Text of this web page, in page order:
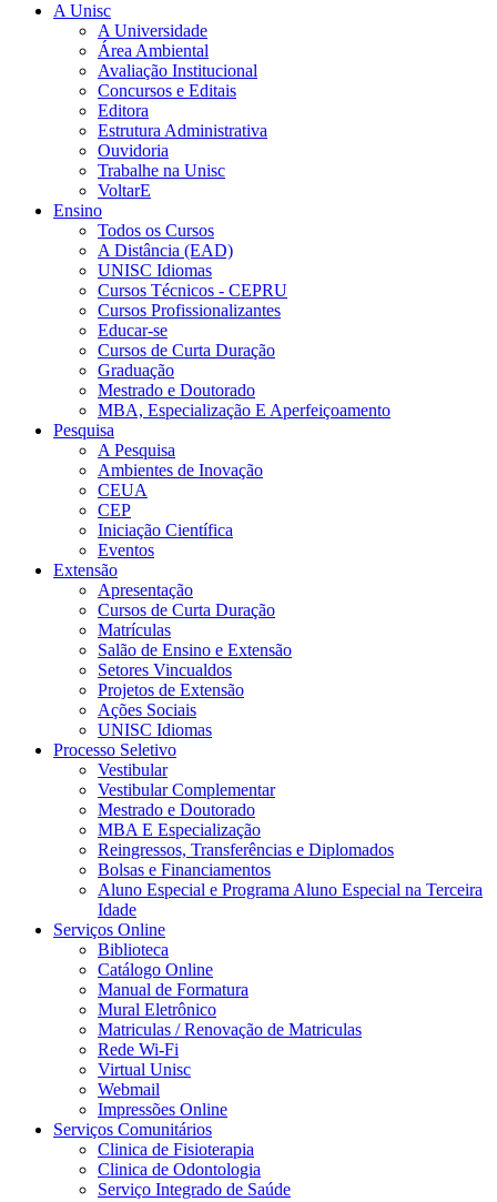
A Unisc
A Universidade
Área Ambiental
Avaliação Institucional
Concursos e Editais
Editora
Estrutura Administrativa
Ouvidoria
Trabalhe na Unisc
VoltarE
Ensino
Todos os Cursos
A Distância (EAD)
UNISC Idiomas
Cursos Técnicos - CEPRU
Cursos Profissionalizantes
Educar-se
Cursos de Curta Duração
Graduação
Mestrado e Doutorado
MBA, Especialização E Aperfeiçoamento
Pesquisa
A Pesquisa
Ambientes de Inovação
CEUA
CEP
Iniciação Científica
Eventos
Extensão
Apresentação
Cursos de Curta Duração
Matrículas
Salão de Ensino e Extensão
Setores Vincualdos
Projetos de Extensão
Ações Sociais
UNISC Idiomas
Processo Seletivo
Vestibular
Vestibular Complementar
Mestrado e Doutorado
MBA E Especialização
Reingressos, Transferências e Diplomados
Bolsas e Financiamentos
Aluno Especial e Programa Aluno Especial na Terceira
Idade
Serviços Online
Biblioteca
Catálogo Online
Manual de Formatura
Mural Eletrônico
Matriculas / Renovação de Matriculas
Rede Wi-Fi
Virtual Unisc
Webmail
Impressões Online
Serviços Comunitários
Clinica de Fisioterapia
Clinica de Odontologia
Serviço Integrado de Saúde